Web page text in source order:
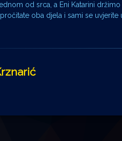
od srca, a Eni Katarini
oba djela i sami se uvjerite